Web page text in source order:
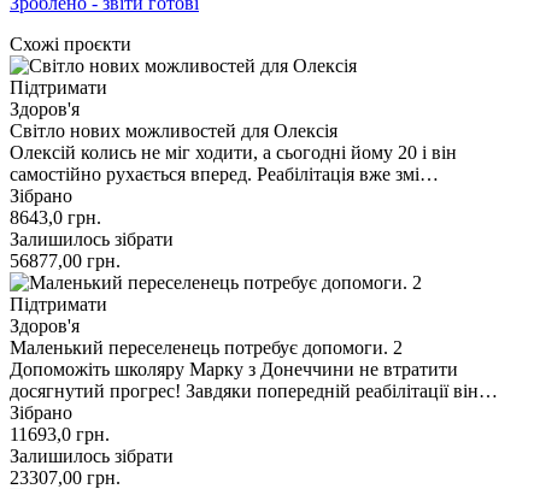
Схожі проєкти
Підтримати
Здоров'я
Світло нових можливостей для Олексія
Олексій колись не міг ходити, а сьогодні йому 20 і він
самостійно рухається вперед. Реабілітація вже змі…
Зібрано
8643,0 грн.
Залишилось зібрати
56877,00 грн.
Підтримати
Здоров'я
Маленький переселенець потребує допомоги. 2
Допоможіть школяру Марку з Донеччини не втратити
досягнутий прогрес! Завдяки попередній реабілітації він…
Зібрано
11693,0 грн.
Залишилось зібрати
23307,00 грн.